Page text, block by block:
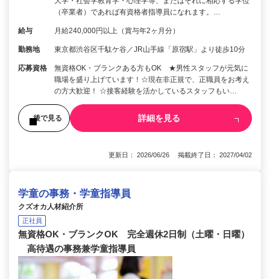
（卒業者）であれば有資格者指導員になれます。…
給与 月給240,000円以上（賞与年2ヶ月分）
勤務地 東京都渋谷区千駄ケ谷／JR山手線「原宿駅」より徒歩10分
応募資格
無資格OK・ブランクある方もOK ★男性スタッフが元気に
職場を盛り上げています！☆現在非正規で、正職員をお考え
の方大歓迎！ ☆接客経験を活かしているスタッフもい…
後で見る 詳細を見る
更新日： 2026/06/26 掲載終了日： 2027/04/02
学童の事務・学童指導員
クズオカ人材紹介所
正社員
無資格OK・ブランクOK 完全週休2日制（土曜・日曜）
高待遇の事務兼学童指導員